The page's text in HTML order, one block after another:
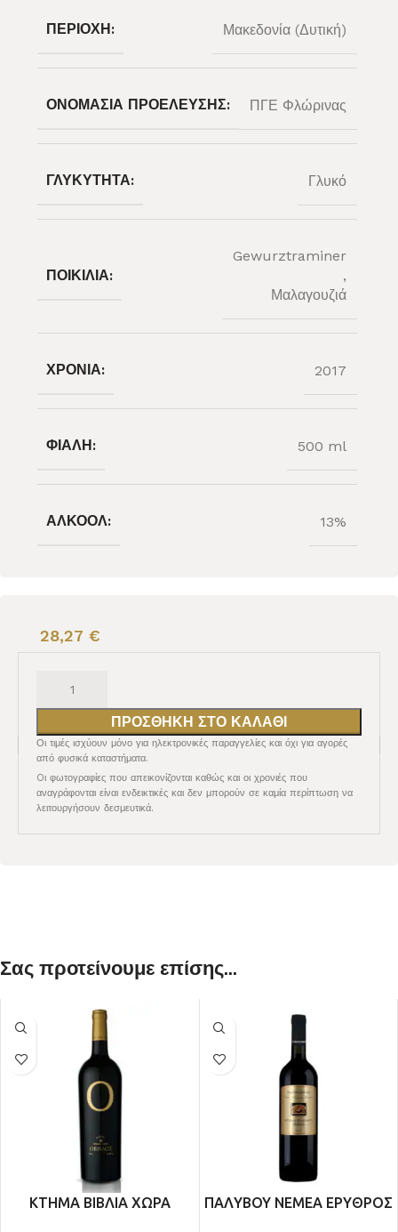
ΠΕΡΙΟΧΉ: Μακεδονία (Δυτική)
ΟΝΟΜΑΣΊΑ ΠΡΟΈΛΕΥΣΗΣ: ΠΓΕ Φλώρινας
ΓΛΥΚΎΤΗΤΑ: Γλυκό
ΠΟΙΚΙΛΊΑ:
Gewurztraminer
,
Μαλαγουζιά
ΧΡΟΝΙΆ: 2017
ΦΙΆΛΗ: 500 ml
ΑΛΚΟΌΛ: 13%
28,27 €
ΠΡΟΣΘΉΚΗ ΣΤΟ ΚΑΛΆΘΙ
Οι τιμές ισχύουν μόνο για ηλεκτρονικές παραγγελίες και όχι για αγορές
από φυσικά καταστήματα.
Oι φωτογραφίες που απεικονίζονται καθώς και οι χρονιές που
αναγράφονται είναι ενδεικτικές και δεν μπορούν σε καμία περίπτωση να
λειτουργήσουν δεσμευτικά.
Σας προτείνουμε επίσης...
ΚΤΗΜΑ ΒΙΒΛΙΑ ΧΩΡΑ
ΠΑΛΥΒΟΥ ΝΕΜΕΑ ΕΡΥΘΡΟΣ